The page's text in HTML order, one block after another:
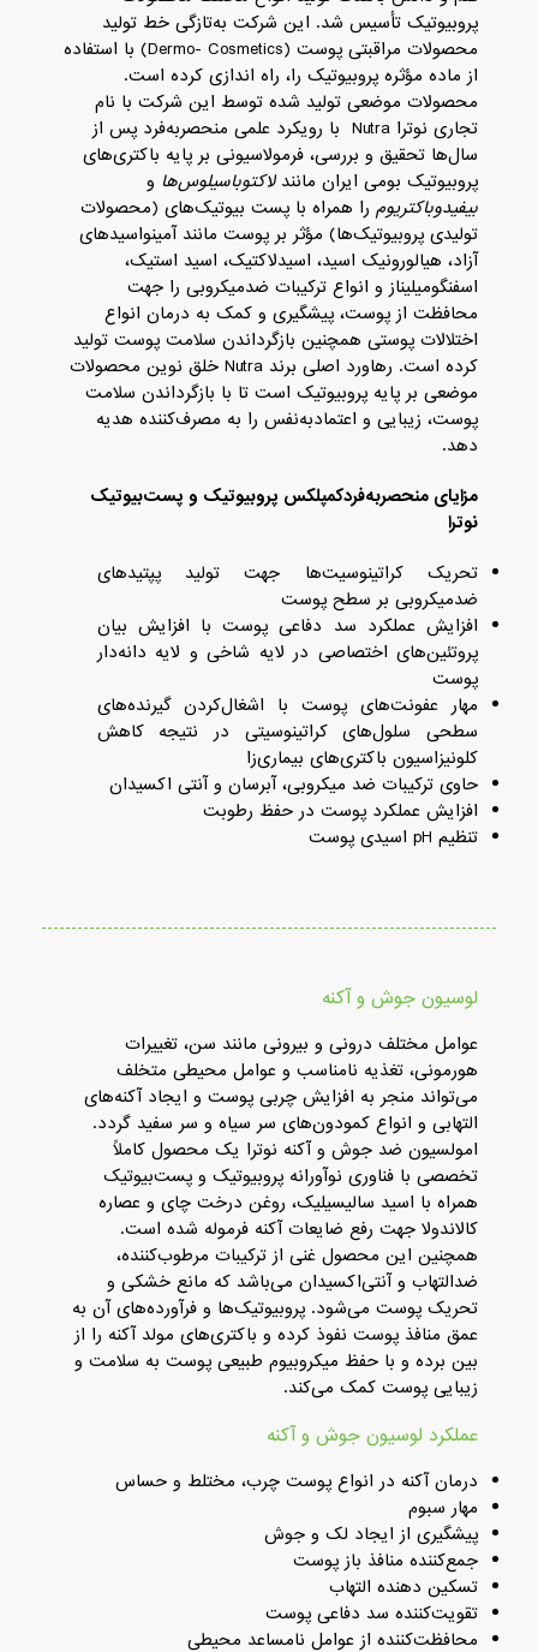
پروبیوتیک تأسیس شد. این شرکت به‌تازگی خط تولید
محصولات مراقبتی پوست (Dermo- Cosmetics) با استفاده
از ماده مؤثره پروبیوتیک را، راه ‌اندازی کرده است.
محصولات موضعی تولید شده توسط این شرکت با نام
تجاری نوترا Nutra با رویکرد علمی منحصربه‌فرد پس از
سال‌ها تحقیق و بررسی، فرمولاسیونی بر پایه باکتری‌های
پروبیوتیک بومی ایران مانندلاکتوباسیلوس‌ها و
بیفیدوباکتریوم را همراه با پست بیوتیک‌های (محصولات
تولیدی پروبیوتیک‌ها) مؤثر بر پوست مانند آمینواسیدهای
آزاد، هیالورونیک اسید، اسیدلاکتیک، اسید استیک،
اسفنگومیلیناز و انواع ترکیبات ضدمیکروبی را جهت
محافظت از پوست، پیشگیری و کمک به درمان انواع
اختلالات پوستی همچنین بازگرداندن سلامت پوست تولید
کرده است. رهاورد اصلی برند Nutra خلق نوین محصولات
موضعی بر پایه پروبیوتیک است تا با بازگرداندن سلامت
پوست، زیبایی و اعتمادبه‌نفس را به مصرف‌کننده هدیه
دهد.
مزایای منحصربه‌فردکمپلکس پروبیوتیک و پستبیوتیک
نوترا
تحریک کراتینوسیت‌ها جهت تولید پپتیدهای
ضدمیکروبی بر سطح پوست
افزایش عملکرد سد دفاعی پوست با افزایش بیان
پروتئین‌های اختصاصی در لایه شاخی و لایه دانه‌دار
پوست
مهار عفونت‌های پوست با اشغال‌کردن گیرنده‌های
سطحی سلول‌های کراتینوسیتی در نتیجه کاهش
کلونیزاسیون باکتری‌های بیماری‌زا
حاوی ترکیبات ضد میکروبی، آبرسان و آنتی اکسیدان
افزایش عملکرد پوست در حفظ رطوبت
تنظیم pH اسیدی پوست
لوسیون جوش و آکنه
عوامل مختلف درونی و بیرونی مانند سن، تغییرات
هورمونی، تغذیه نامناسب و عوامل محیطی متخلف
می‌تواند منجر به افزایش چربی پوست و ایجاد آکنه‌های
التهابی و انواع کمودون‌های سر سیاه و سر سفید گردد.
امولسیون ضد جوش و آکنه نوترا یک محصول کاملاً
تخصصی با فناوری نوآورانه پروبیوتیک و پست‌بیوتیک
همراه با اسید سالیسیلیک، روغن درخت چای و عصاره
کالاندولا جهت رفع ضایعات آکنه فرموله شده ‌است.
همچنین این محصول غنی از ترکیبات مرطوب‌کننده،
ضد‌التهاب و آنتی‌اکسیدان می‌باشد که مانع خشکی و
تحریک پوست می‌شود. پروبیوتیک‌ها و فرآورده‌های آن به
عمق منافذ پوست نفوذ کرده و باکتری‌های مولد آکنه را از
بین برده و با حفظ میکروبیوم طبیعی پوست به سلامت و
زیبایی پوست کمک می‌کند.
عملکرد لوسیون جوش و آکنه
درمان آکنه در انواع پوست چرب، مختلط و حساس
مهار سبوم
پیشگیری از ایجاد لک و جوش
جمع‌کننده منافذ باز پوست
تسکین دهنده التهاب
تقویت‌کننده سد دفاعی پوست
محافظت‌کننده از عوامل نامساعد محیطی